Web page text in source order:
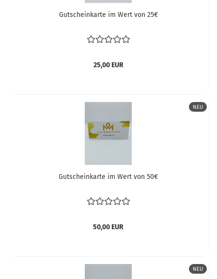
Gutscheinkarte im Wert von 25€
25,00 EUR
NEU
Gutscheinkarte im Wert von 50€
50,00 EUR
NEU